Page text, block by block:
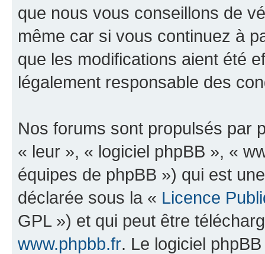
que nous vous conseillons de
même car si vous continuez à
que les modifications aient été
légalement responsable des
Nos forums sont propulsés par
« leur », « logiciel phpBB », «
équipes de phpBB ») qui est
déclarée sous la « Licence
GPL ») et qui peut être
www.phpbb.fr. Le logiciel